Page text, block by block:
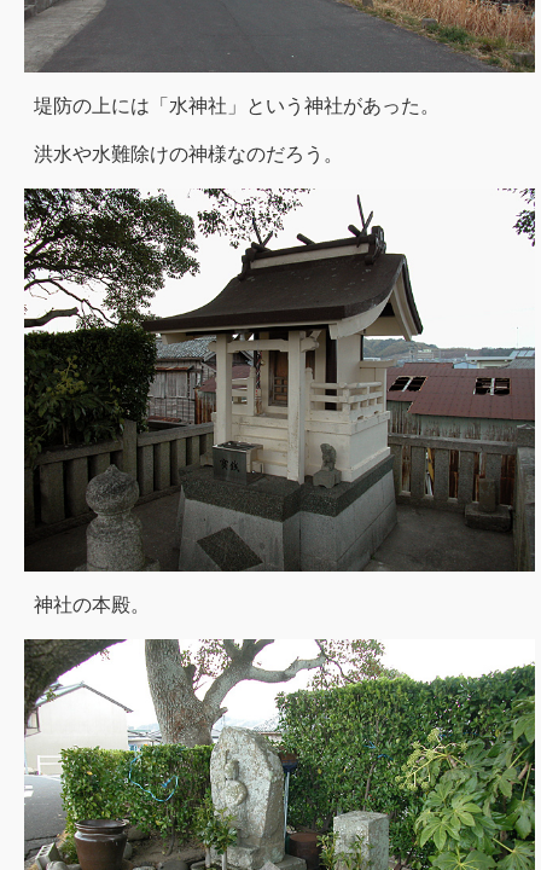
堤防の上には「水神社」という神社があった。
洪水や水難除けの神様なのだろう。
神社の本殿。